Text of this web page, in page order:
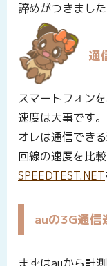
諦めがつきました
通
スマートフォン
速度は大事です
オレは通信でき
回線の速度を比
SPEEDTEST.NET
auの3G通信